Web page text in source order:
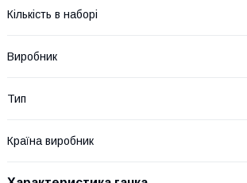
Кількість в наборі
Виробник
Тип
Країна виробник